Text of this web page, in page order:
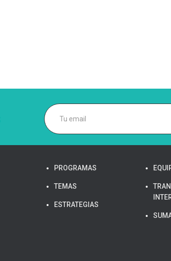
PROGRAMAS
TEMAS
ESTRATEGIAS